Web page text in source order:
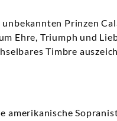
unbekannten Prinzen
Ehre, Triumph und
Timbre
amerikanische